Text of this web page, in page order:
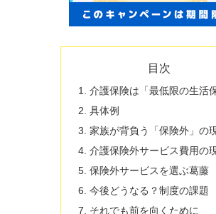
目次
介護保険は「最低限の生活保
具体例
家族が背負う「保険外」の
介護保険外サービス費用の
保険外サービスを選ぶ葛藤
今後どうなる？制度の課題
それでも前を向くために